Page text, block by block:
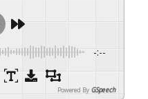
-:--
Powered By GSpeech